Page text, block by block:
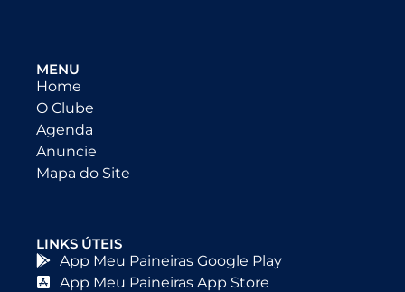
MENU
Home
O Clube
Agenda
Anuncie
Mapa do Site
LINKS ÚTEIS
App Meu Paineiras Google Play
App Meu Paineiras App Store